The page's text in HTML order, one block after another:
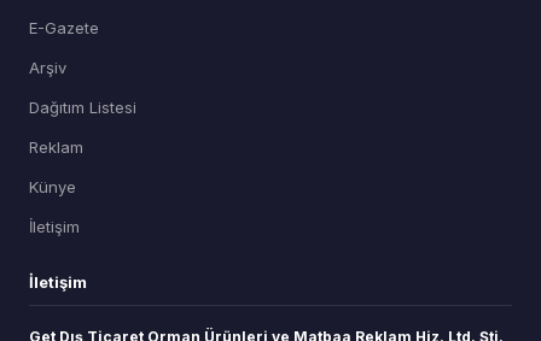
E-Gazete
Arşiv
Dağıtım Listesi
Reklam
Künye
İletişim
İletişim
Get Dış Ticaret Orman Ürünleri ve Matbaa Reklam Hiz. Ltd. Şti.